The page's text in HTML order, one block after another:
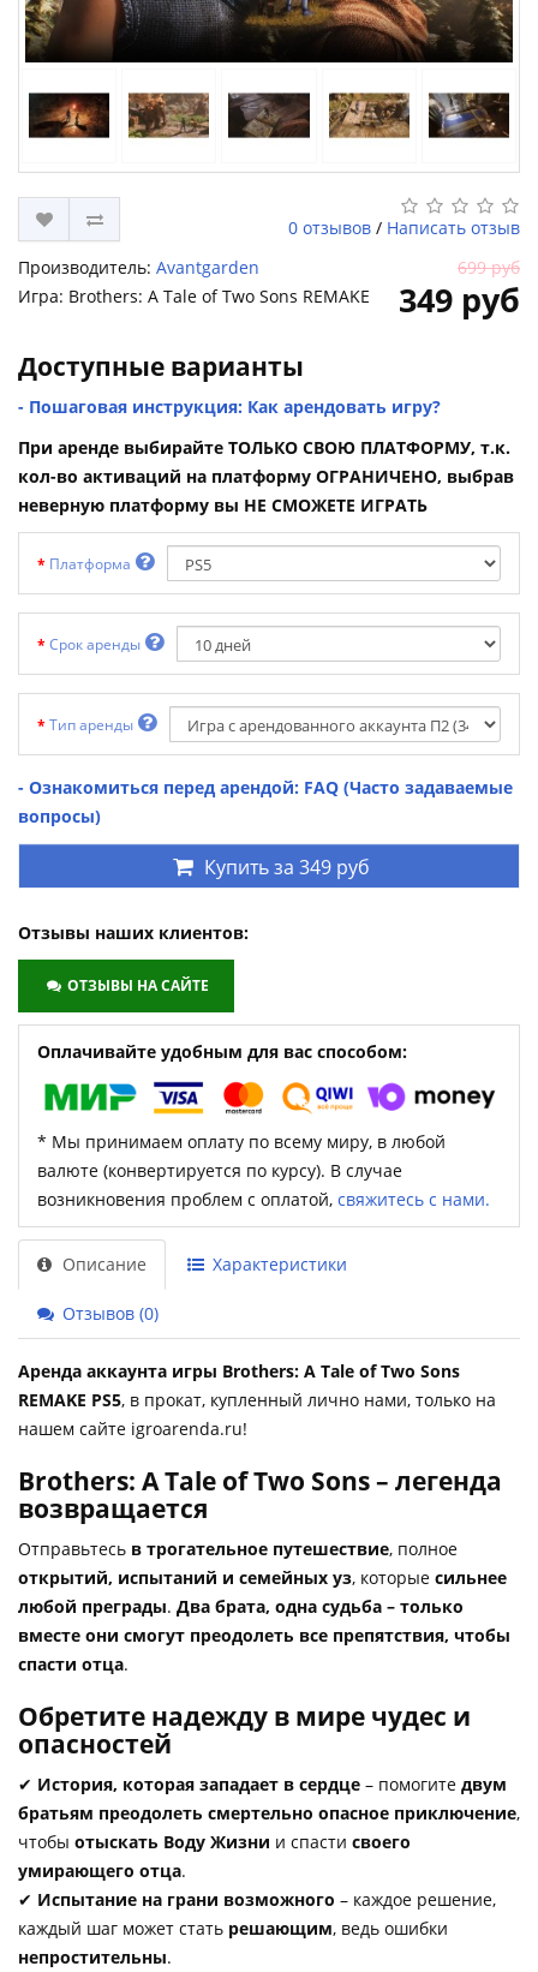
0 отзывов / Написать отзыв
Производитель: Avantgarden
Игра: Brothers: A Tale of Two Sons REMAKE
699 руб
349 руб
Доступные варианты
- Пошаговая инструкция: Как арендовать игру?
При аренде выбирайте ТОЛЬКО СВОЮ ПЛАТФОРМУ, т.к.
кол-во активаций на платформу ОГРАНИЧЕНО, выбрав
неверную платформу вы НЕ СМОЖЕТЕ ИГРАТЬ
Платформа
Срок аренды
Тип аренды
- Ознакомиться перед арендой: FAQ (Часто задаваемые
вопросы)
Купить за 349 руб
Отзывы наших клиентов:
ОТЗЫВЫ НА САЙТЕ
Оплачивайте удобным для вас способом:
* Мы принимаем оплату по всему миру, в любой
валюте (конвертируется по курсу). В случае
возникновения проблем с оплатой, свяжитесь с нами.
Описание Характеристики
Отзывов (0)
Аренда аккаунта игры Brothers: A Tale of Two Sons
REMAKE PS5, в прокат, купленный лично нами, только на
нашем сайте igroarenda.ru!
Brothers: A Tale of Two Sons – легенда
возвращается
Отправьтесь в трогательное путешествие, полное
открытий, испытаний и семейных уз, которые сильнее
любой преграды. Два брата, одна судьба – только
вместе они смогут преодолеть все препятствия, чтобы
спасти отца.
Обретите надежду в мире чудес и
опасностей
✔ История, которая западает в сердце – помогите двум
братьям преодолеть смертельно опасное приключение,
чтобы отыскать Воду Жизни и спасти своего
умирающего отца.
✔ Испытание на грани возможного – каждое решение,
каждый шаг может стать решающим, ведь ошибки
непростительны.